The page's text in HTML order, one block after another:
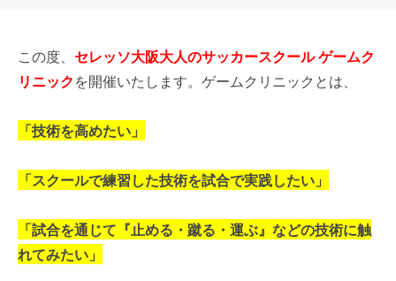
この度、 セレッソ大阪大人のサッカースクール ゲームク
リニックを開催いたします。ゲームクリニックとは、
「技術を高めたい」
「スクールで練習した技術を試合で実践したい」
「試合を通じて『止める・蹴る・運ぶ』などの技術に触
れてみたい」